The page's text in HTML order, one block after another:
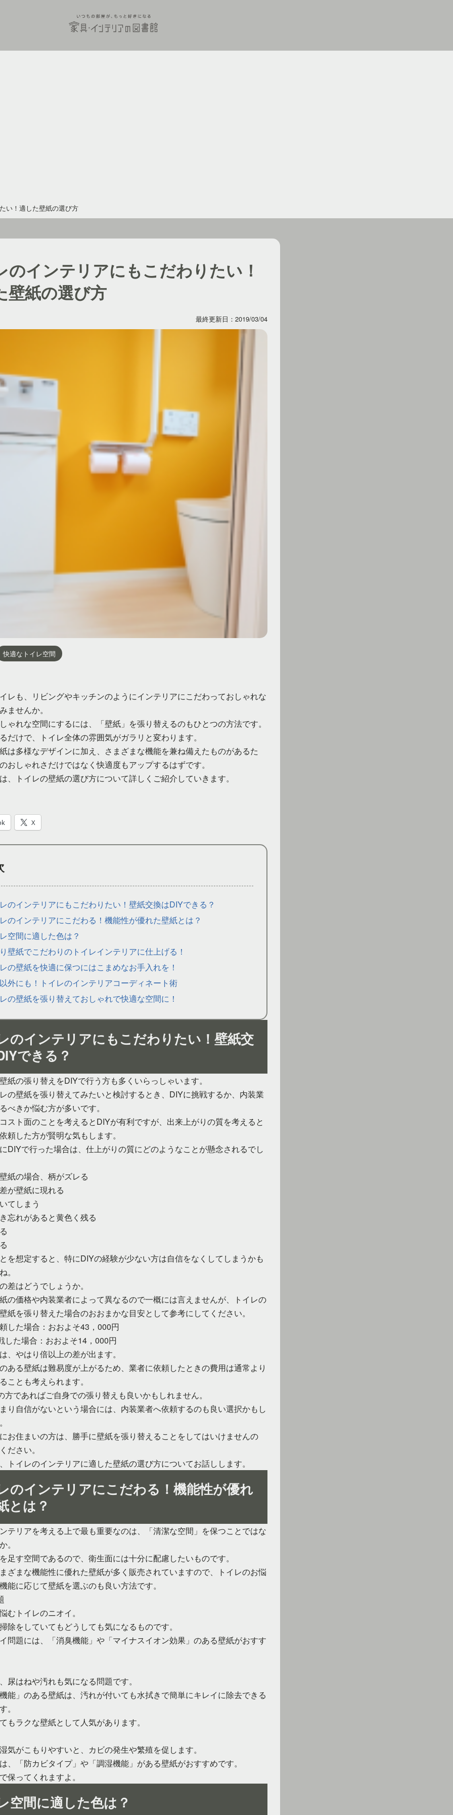
い！適した壁紙の選び方
のインテリアにもこだわりたい！
壁紙の選び方
最終更新日：2019/03/04
快適なトイレ空間
レも、リビングやキッチンのようにインテリアにこだわっておしゃれな
ませんか。
ゃれな空間にするには、「壁紙」を張り替えるのもひとつの方法です。
だけで、トイレ全体の雰囲気がガラリと変わります。
は多様なデザインに加え、さまざまな機能を兼ね備えたものがあるた
おしゃれさだけではなく快適度もアップするはずです。
、トイレの壁紙の選び方について詳しくご紹介していきます。
X
のインテリアにもこだわりたい！壁紙交換はDIYできる？
のインテリアにこだわる！機能性が優れた壁紙とは？
空間に適した色は？
壁紙でこだわりのトイレインテリアに仕上げる！
の壁紙を快適に保つにはこまめなお手入れを！
外にも！トイレのインテリアコーディネート術
の壁紙を張り替えておしゃれで快適な空間に！
のインテリアにもこだわりたい！壁紙交
できる？
紙の張り替えをDIYで行う方も多くいらっしゃいます。
の壁紙を張り替えてみたいと検討するとき、DIYに挑戦するか、内装業
べきか悩む方が多いです。
スト面のことを考えるとDIYが有利ですが、出来上がりの質を考えると
頼した方が賢明な気もします。
DIYで行った場合は、仕上がりの質にどのようなことが懸念されるでし
紙の場合、柄がズレる
が壁紙に現れる
てしまう
忘れがあると黄色く残る
を想定すると、特にDIYの経験が少ない方は自信をなくしてしまうかも
。
差はどうでしょうか。
の価格や内装業者によって異なるので一概には言えませんが、トイレの
紙を張り替えた場合のおおまかな目安として参考にしてください。
した場合：おおよそ43，000円
した場合：おおよそ14，000円
、やはり倍以上の差が出ます。
ある壁紙は難易度が上がるため、業者に依頼したときの費用は通常より
ことも考えられます。
方であればご自身での張り替えも良いかもしれません。
り自信がないという場合には、内装業者へ依頼するのも良い選択かもし
お住まいの方は、勝手に壁紙を張り替えることをしてはいけませんの
ださい。
トイレのインテリアに適した壁紙の選び方についてお話しします。
のインテリアにこだわる！機能性が優れ
とは？
テリアを考える上で最も重要なのは、「清潔な空間」を保つことではな
。
足す空間であるので、衛生面には十分に配慮したいものです。
ざまな機能性に優れた壁紙が多く販売されていますので、トイレのお悩
能に応じて壁紙を選ぶのも良い方法です。
むトイレのニオイ。
除をしていてもどうしても気になるものです。
問題には、「消臭機能」や「マイナスイオン効果」のある壁紙がおすす
尿はねや汚れも気になる問題です。
能」のある壁紙は、汚れが付いても水拭きで簡単にキレイに除去できる
。
もラクな壁紙として人気があります。
気がこもりやすいと、カビの発生や繁殖を促します。
、「防カビタイプ」や「調湿機能」がある壁紙がおすすめです。
保ってくれますよ。
空間に適した色は？